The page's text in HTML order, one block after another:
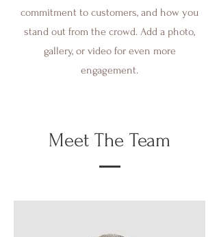
commitment to customers, and how you
stand out from the crowd. Add a photo,
gallery, or video for even more
engagement.
Meet The Team